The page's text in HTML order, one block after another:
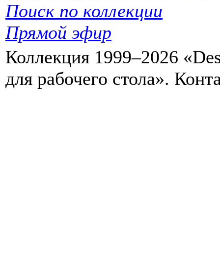
Поиск по коллекции
Прямой эфир
Коллекция 1999–2026
для рабочего стола».